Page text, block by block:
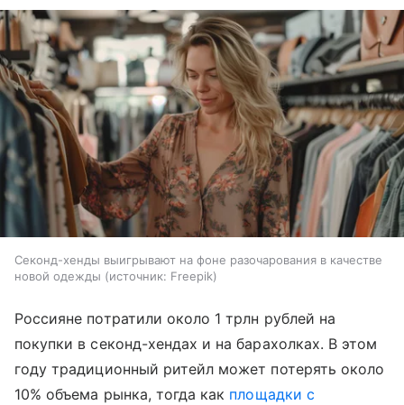
Секонд-хенды выигрывают на фоне разочарования в качестве
новой одежды
источник: Freepik
Россияне потратили около 1 трлн рублей на
покупки в секонд-хендах и на барахолках. В этом
году традиционный ритейл может потерять около
10% объема рынка, тогда как площадки с